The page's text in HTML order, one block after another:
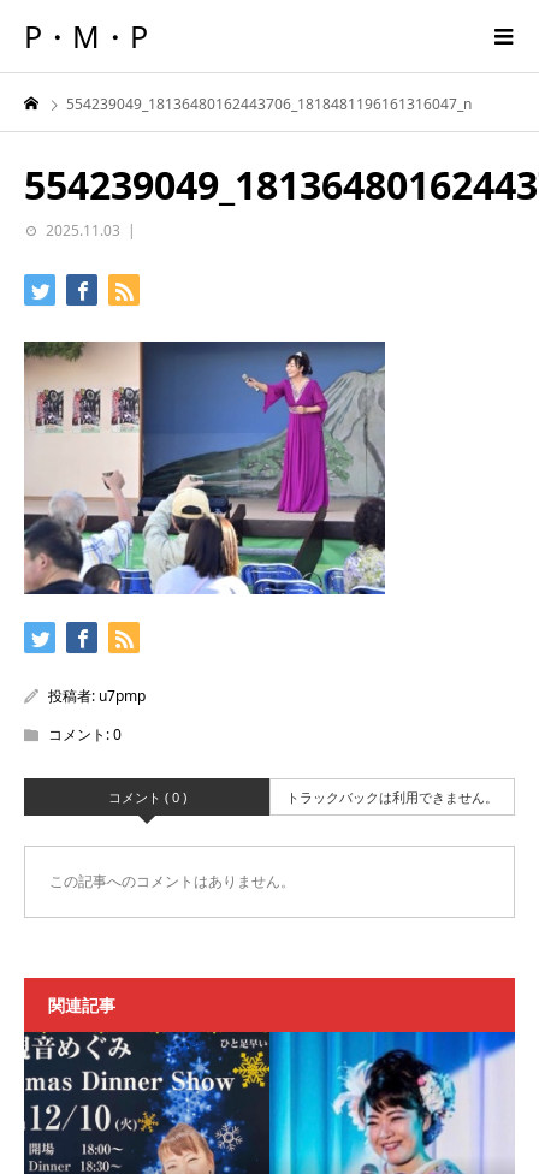
P・M・P
554239049_18136480162443706_1818481196161316047_n
2025.11.03
投稿者: u7pmp
コメント:0
コメント ( 0 ) トラックバックは利用できません。
この記事へのコメントはありません。
関連記事